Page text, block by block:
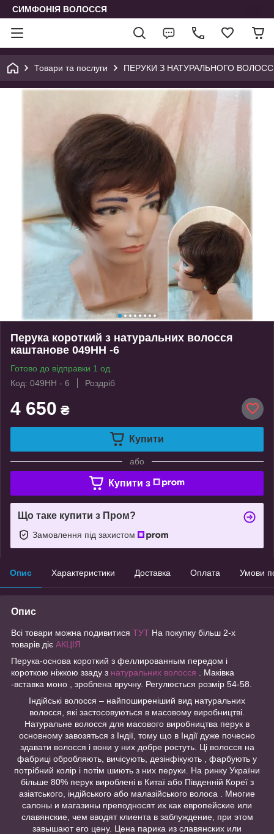
СИМФОНІЯ ВОЛОССЯ
Товари та послуги ПЕРУКИ З НАТУРАЛЬНОГО
Перука короткий з натуральних волосся
каштанове 049HH -6
Готово до відправки 1 од.
Код: 049HH - 6
Роздріб
4 650 ₴
Купити
або
Купити з
Що таке купити з Пром?
Замовлення під захистом
Опис Характеристики Доставка Оплата Умови
Опис
Всі товари можна подивитися ТУТ На покупку більш 2-х
товарів діє АКЦІЯ
Перука-основа короткий з феллированным передом і
короткою ніжкою ззаду з натуральних волосся . Маківка
-вставка моно , зроблена вручну. Регулюється розмір 54-58.
Індійські волосся – найпоширеніший вид натуральних
волосся, які застосовуються в масовому виробництві.
Натуральне волосся для масового виробництва перук в
основному завозяться з Індії, тому що в Індії дуже почесно
здавати волосся і вони у них добре ростуть. Ці волосся на
фабриці обробляють, вичісують, дезінфікують , фарбують у
потрібний колір і потім шиють з них перуки. На ринку України
більше 80% перук вироблені в Китаї або Південній Кореї з
азіатського, індійського або малазійського волоса . Многие
салоны и магазины преподносят их как европейские или
славянские, чем вводят клиента в заблуждение, при этом
завышают его цену. Цена парика из славянских или